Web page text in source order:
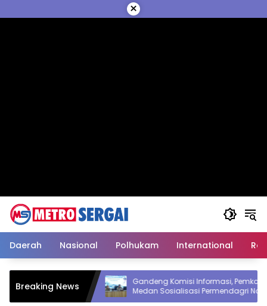
ke
×
Daerah Nasional Polhukam International
Breaking NewsGandeng Komisi Informasi, Pemko
Medan Sosialisasi Permendagri No 2
Tahun 2026